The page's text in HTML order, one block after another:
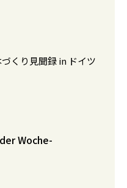
くり見聞録 in ドイツ
Woche-